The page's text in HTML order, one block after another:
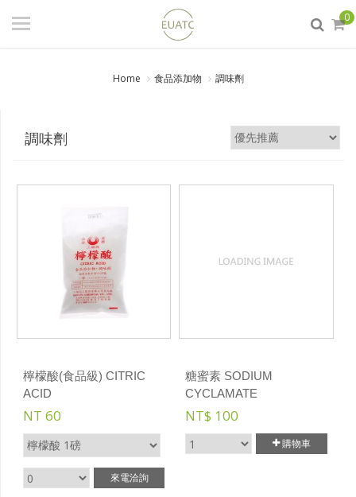
登入
(PANREAC)分析試藥
食品添加物
0
Home 食品添加物 調味劑
調味劑
檸檬酸(食品級) CITRIC
ACID
NT 60
來電洽詢
糖蜜素 SODIUM
CYCLAMATE
NT$ 100
購物車